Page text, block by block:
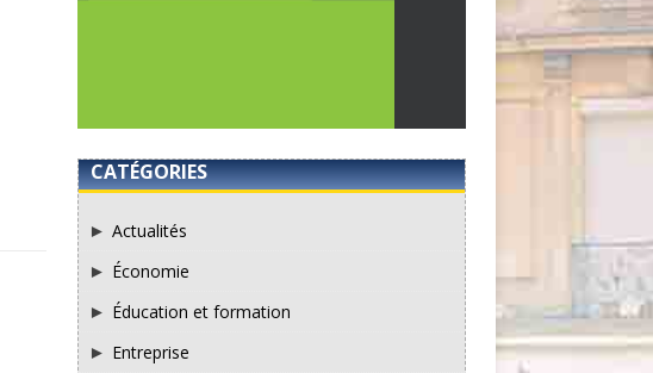
CATÉGORIES
Actualités
Économie
Éducation et formation
Entreprise